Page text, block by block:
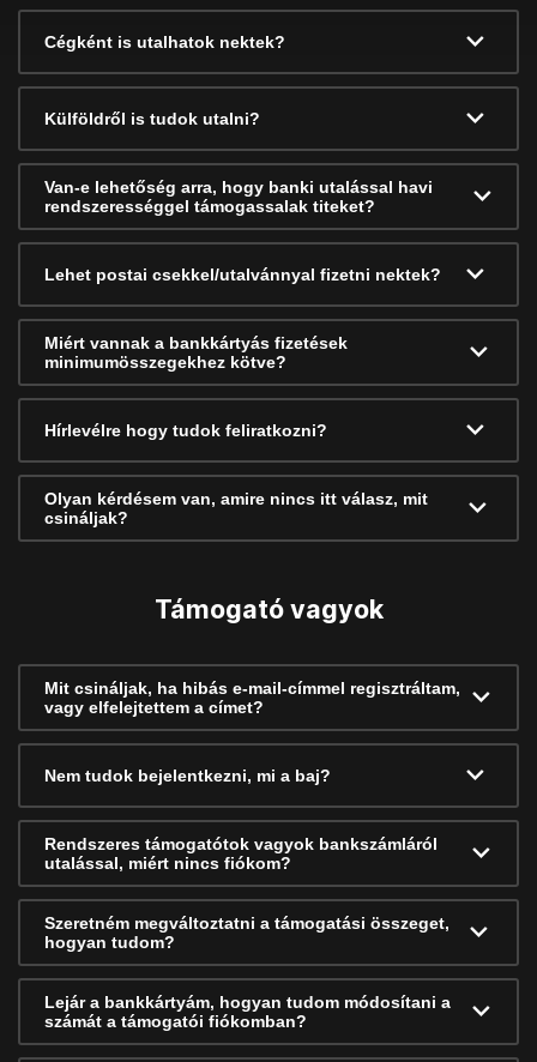
Cégként is utalhatok nektek?
Külföldről is tudok utalni?
Van-e lehetőség arra, hogy banki utalással havi
rendszerességgel támogassalak titeket?
Lehet postai csekkel/utalvánnyal fizetni nektek?
Miért vannak a bankkártyás fizetések
minimumösszegekhez kötve?
Hírlevélre hogy tudok feliratkozni?
Olyan kérdésem van, amire nincs itt válasz, mit
csináljak?
Támogató vagyok
Mit csináljak, ha hibás e-mail-címmel regisztráltam,
vagy elfelejtettem a címet?
Nem tudok bejelentkezni, mi a baj?
Rendszeres támogatótok vagyok bankszámláról
utalással, miért nincs fiókom?
Szeretném megváltoztatni a támogatási összeget,
hogyan tudom?
Lejár a bankkártyám, hogyan tudom módosítani a
számát a támogatói fiókomban?